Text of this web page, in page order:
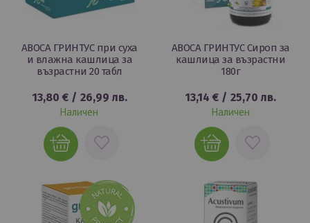
ABOCA ГРИНТУС при суха
и влажна кашлица за
възрастни 20 табл
13,80 €/ 26,99 лв.
Наличен
ДОБАВИ
ЛЮБИМИ
ABOCA ГРИНТУС Сироп за
кашлица за възрастни
180г
13,14 € / 25,70 лв.
Наличен
ДОБАВИ
ЛЮБИМИ